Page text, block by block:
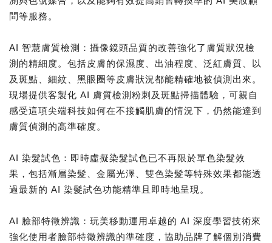
問等服務。
AI 智慧膚質檢測：攝像鏡頭品質的改善強化了膚質狀況檢
測的精細度。包括皮膚的保濕度、出油程度、泛紅膚質、以
及斑點、細紋、黑眼圈等皮膚狀況都能精確地被偵測出來。
現場提供客製化 AI 膚質檢測粉刺及斑點掃描體驗，可親自
感受這項尖端科技如何在不接觸肌膚的情況下，仍然能達到
膚質偵測的高準確度。
AI 染髮試色：即時虛擬染髮試色已不再限於單色染髮效
果，包括漸層染髮、金屬光澤、雙色染髮等特殊效果都能透
過最新的 AI 染髮試色功能精準且即時地呈現。
AI 臉部特徵辨識：玩美移動運用卓越的 AI 深度學習技術來
強化使用者臉部特徵辨識的準確度，協助品牌了解個別消費